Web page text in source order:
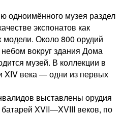
одноимённого музея раздел
экспонатов как
модели. Около 800 орудий
вокруг здания Дома
музей. В коллекции в
XIV века — одни из первых
выставлены орудия
батарей XVII—XVIII веков, по